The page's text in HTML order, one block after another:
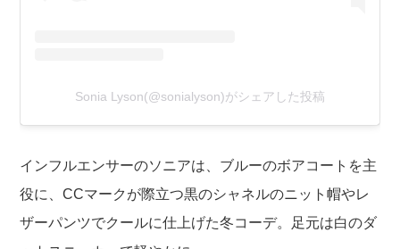
Sonia Lyson(@sonialyson)がシェアした投稿
インフルエンサーのソニアは、ブルーのボアコートを主
役に、CCマークが際立つ黒のシャネルのニット帽やレ
ザーパンツでクールに仕上げた冬コーデ。足元は白のダ